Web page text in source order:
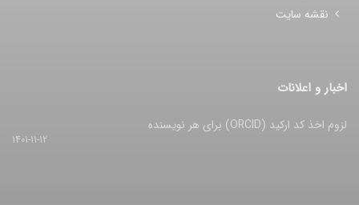
نقشه سایت
اخبار و اعلانات
لزوم اخذ کد ارکید (ORCID) برای هر نویسنده
1401-11-12